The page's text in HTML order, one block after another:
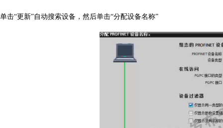
单击“更新”自动搜索设备，然后单击“分配设备名称”